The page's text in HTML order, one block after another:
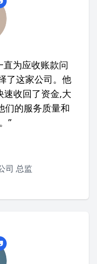
直为应收账款问
了这家公司。他
速收回了资金,大
们的服务质量和
”
司 总监